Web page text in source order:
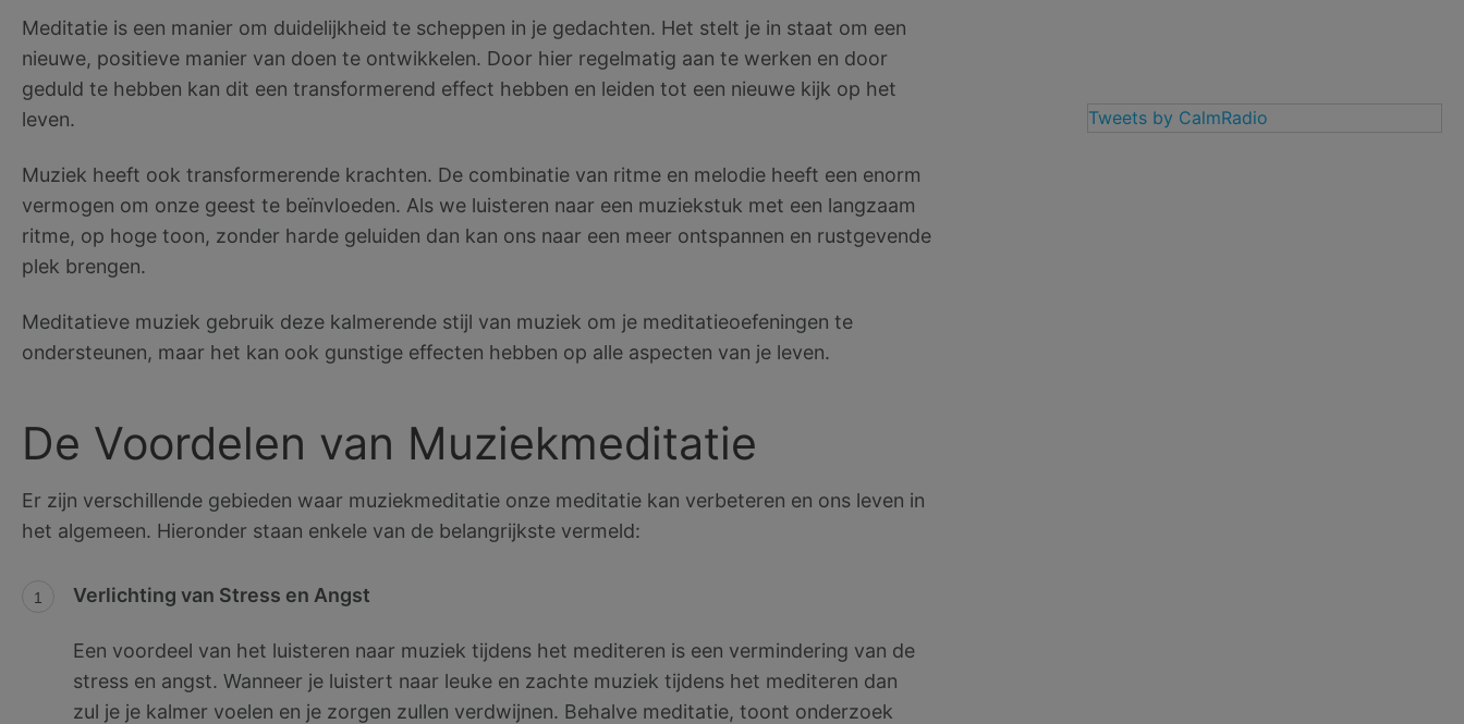
Meditatie is een manier om duidelijkheid te scheppen in je gedachten. Het stelt je in staat om een
nieuwe, positieve manier van doen te ontwikkelen. Door hier regelmatig aan te werken en door
geduld te hebben kan dit een transformerend effect hebben en leiden tot een nieuwe kijk op het
leven.
Muziek heeft ook transformerende krachten. De combinatie van ritme en melodie heeft een enorm
vermogen om onze geest te beïnvloeden. Als we luisteren naar een muziekstuk met een langzaam
ritme, op hoge toon, zonder harde geluiden dan kan ons naar een meer ontspannen en rustgevende
plek brengen.
Meditatieve muziek gebruik deze kalmerende stijl van muziek om je meditatieoefeningen te
ondersteunen, maar het kan ook gunstige effecten hebben op alle aspecten van je leven.
De Voordelen van Muziekmeditatie
Er zijn verschillende gebieden waar muziekmeditatie onze meditatie kan verbeteren en ons leven in
het algemeen. Hieronder staan enkele van de belangrijkste vermeld:
Verlichting van Stress en Angst
Een voordeel van het luisteren naar muziek tijdens het mediteren is een vermindering van de
stress en angst. Wanneer je luistert naar leuke en zachte muziek tijdens het mediteren dan
zul je je kalmer voelen en je zorgen zullen verdwijnen. Behalve meditatie, toont onderzoek
Tweets by CalmRadio